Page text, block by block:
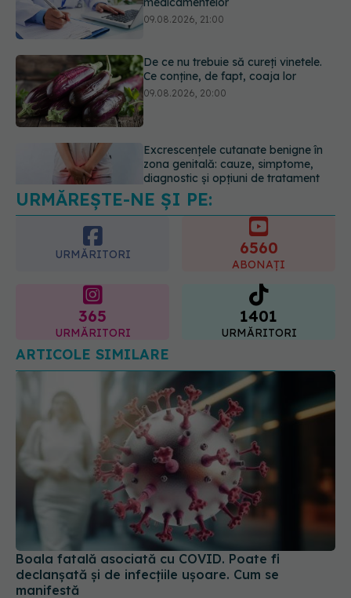
09.08.2026, 20:00
Excrescențele cutanate benigne în
zona genitală: cauze, simptome,
diagnostic și opțiuni de tratament
Sânii densi sau antecedente
familiale de cancer mamar? De ce
riscul ar putea conta mai mult decât
vârsta
10.08.2026, 09:43
URMĂREȘTE-NE ȘI PE:
URMĂRITORI
365 1401
ARTICOLE SIMILARE
Boala fatală asociată cu COVID. Poate fi
declanșată și de infecțiile ușoare. Cum se
13 mai 2024, 08:44